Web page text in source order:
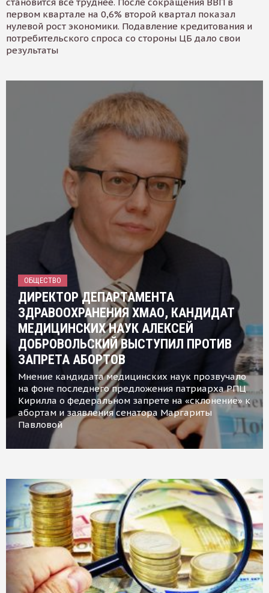
первом квартале на 0,6% второй квартал показал
нулевой рост экономики. Подавление кредитования и
потребительского спроса со стороны ЦБ дало свои
результаты
ОБЩЕСТВО
ДИРЕКТОР ДЕПАРТАМЕНТА
ЗДРАВООХРАНЕНИЯ ХМАО, КАНДИДАТ
МЕДИЦИНСКИХ НАУК АЛЕКСЕЙ
ДОБРОВОЛЬСКИЙ ВЫСТУПИЛ ПРОТИВ
ЗАПРЕТА АБОРТОВ
Мнение кандидата медицинских наук прозвучало
на фоне последнего предложения патриарха РПЦ
Кирилла о федеральном запрете на «склонение» к
абортам и заявления сенатора Маргариты
Павловой